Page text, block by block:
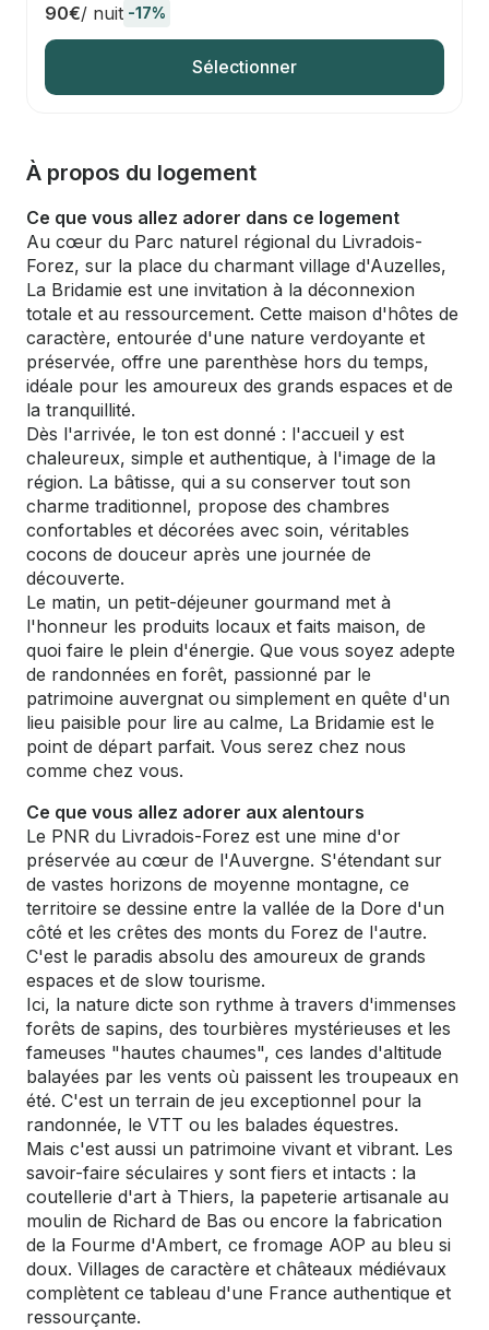
90€/ nuit -17%
Sélectionner
À propos du logement
Ce que vous allez adorer dans ce logement
Au cœur du Parc naturel régional du Livradois-
Forez, sur la place du charmant village d'Auzelles,
La Bridamie est une invitation à la déconnexion
totale et au ressourcement. Cette maison d'hôtes de
caractère, entourée d'une nature verdoyante et
préservée, offre une parenthèse hors du temps,
idéale pour les amoureux des grands espaces et de
la tranquillité.
Dès l'arrivée, le ton est donné : l'accueil y est
chaleureux, simple et authentique, à l'image de la
région. La bâtisse, qui a su conserver tout son
charme traditionnel, propose des chambres
confortables et décorées avec soin, véritables
cocons de douceur après une journée de
découverte.
Le matin, un petit-déjeuner gourmand met à
l'honneur les produits locaux et faits maison, de
quoi faire le plein d'énergie. Que vous soyez adepte
de randonnées en forêt, passionné par le
patrimoine auvergnat ou simplement en quête d'un
lieu paisible pour lire au calme, La Bridamie est le
point de départ parfait. Vous serez chez nous
comme chez vous.
Ce que vous allez adorer aux alentours
Le PNR du Livradois-Forez est une mine d'or
préservée au cœur de l'Auvergne. S'étendant sur
de vastes horizons de moyenne montagne, ce
territoire se dessine entre la vallée de la Dore d'un
côté et les crêtes des monts du Forez de l'autre.
C'est le paradis absolu des amoureux de grands
espaces et de slow tourisme.
Ici, la nature dicte son rythme à travers d'immenses
forêts de sapins, des tourbières mystérieuses et les
fameuses "hautes chaumes", ces landes d'altitude
balayées par les vents où paissent les troupeaux en
été. C'est un terrain de jeu exceptionnel pour la
randonnée, le VTT ou les balades équestres.
Mais c'est aussi un patrimoine vivant et vibrant. Les
savoir-faire séculaires y sont fiers et intacts : la
coutellerie d'art à Thiers, la papeterie artisanale au
moulin de Richard de Bas ou encore la fabrication
de la Fourme d'Ambert, ce fromage AOP au bleu si
doux. Villages de caractère et châteaux médiévaux
complètent ce tableau d'une France authentique et
ressourçante.